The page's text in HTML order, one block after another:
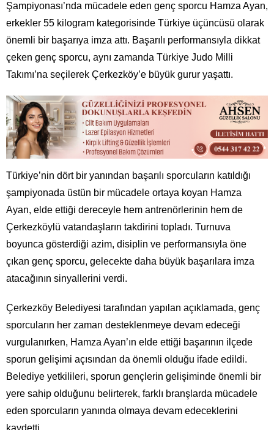
Şampiyonası’nda mücadele eden genç sporcu Hamza Ayan,
erkekler 55 kilogram kategorisinde Türkiye üçüncüsü olarak
önemli bir başarıya imza attı. Başarılı performansıyla dikkat
çeken genç sporcu, aynı zamanda Türkiye Judo Milli
Takımı’na seçilerek Çerkezköy’e büyük gurur yaşattı.
Türkiye’nin dört bir yanından başarılı sporcuların katıldığı
şampiyonada üstün bir mücadele ortaya koyan Hamza
Ayan, elde ettiği dereceyle hem antrenörlerinin hem de
Çerkezköylü vatandaşların takdirini topladı. Turnuva
boyunca gösterdiği azim, disiplin ve performansıyla öne
çıkan genç sporcu, gelecekte daha büyük başarılara imza
atacağının sinyallerini verdi.
Çerkezköy Belediyesi tarafından yapılan açıklamada, genç
sporcuların her zaman desteklenmeye devam edeceği
vurgulanırken, Hamza Ayan’ın elde ettiği başarının ilçede
sporun gelişimi açısından da önemli olduğu ifade edildi.
Belediye yetkilileri, sporun gençlerin gelişiminde önemli bir
yere sahip olduğunu belirterek, farklı branşlarda mücadele
eden sporcuların yanında olmaya devam edeceklerini
kaydetti.